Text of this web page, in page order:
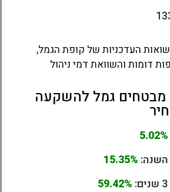
העדכניות של קופת הגמל,
דומות והשוואת דמי ניהול
מבטחים גמל להשקעה
5.02%
15.35%
59.42%